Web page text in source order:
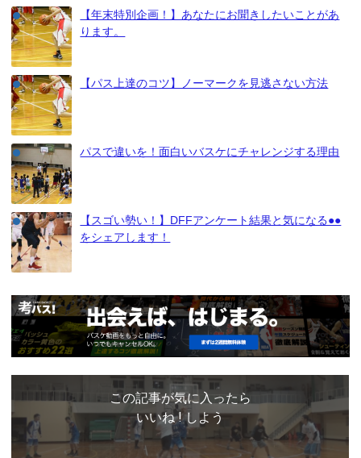
【年末特別企画！】あなたにお聞きしたいことがあ
ります。
【パス上達のコツ】ノーマークを見逃さない方法
パスで違いを！面白いバスケにチャレンジする理由
【スゴい勢い！】DFFアンケート結果と気になる●●
をシェアします！
この記事が気に入ったら
いいね ! しよう